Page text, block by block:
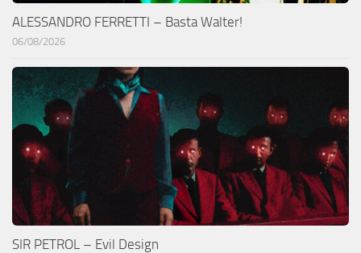
ALESSANDRO FERRETTI – Basta Walter!
06/08/2026
SIR PETROL – Evil Design